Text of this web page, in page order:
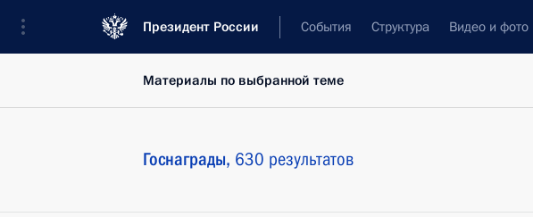
Президент России События Структура Видео и фото
Материалы по выбранной теме
Госнаграды, 630 результатов